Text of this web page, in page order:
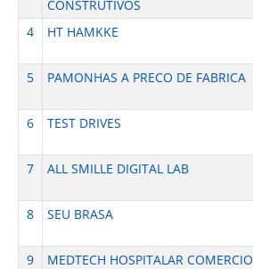
CONSTRUTIVOS
4
HT HAMKKE
5
PAMONHAS A PRECO DE FABRICA
6
TEST DRIVES
7
ALL SMILLE DIGITAL LAB
8
SEU BRASA
9
MEDTECH HOSPITALAR COMERCIO